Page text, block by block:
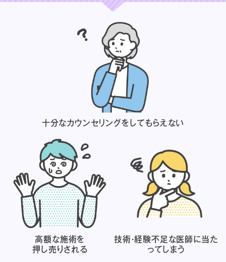
十分なカウンセリングをしてもらえない
高額な施術を
押し売りされる
技術・経験不足な医師に当た
ってしまう